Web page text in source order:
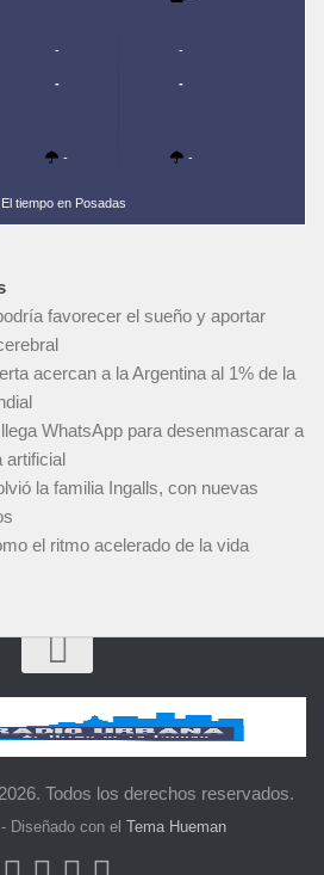
-
-
-
-
-
-
El tiempo en Posadas
favorecer el sueño y aportar
acercan a la Argentina al 1% de la
WhatsApp para desenmascarar a
artificial
la familia Ingalls, con nuevas
el ritmo acelerado de la vida
Todos los derechos reservados.
- Diseñado con el Tema Hueman